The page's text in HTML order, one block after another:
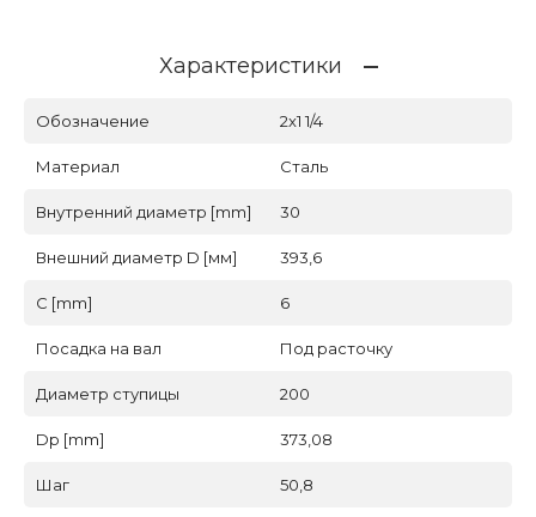
Характеристики
Обозначение 2x1 1/4
Материал Сталь
Внутренний диаметр [mm] 30
Внешний диаметр D [мм] 393,6
C [mm] 6
Посадка на вал Под расточку
Диаметр ступицы 200
Dp [mm] 373,08
Шаг 50,8